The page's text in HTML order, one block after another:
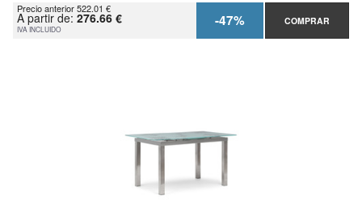
Precio anterior 522.01 €
A partir de: 276.66 €
IVA INCLUIDO -47% COMPRAR